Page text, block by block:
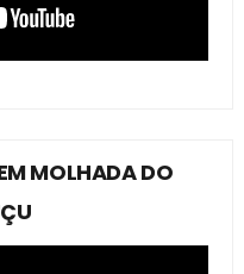
MOLHADA DO